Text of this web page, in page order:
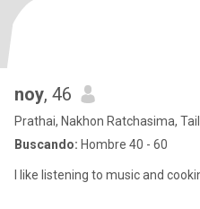
noy, 46
Prathai, Nakhon Ratchasima,
Buscando: Hombre 40 - 60
I like listening to music and